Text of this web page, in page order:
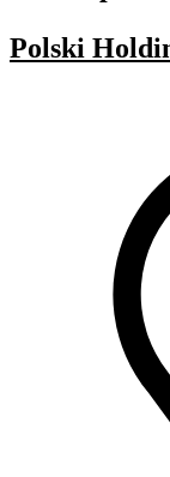
Polski